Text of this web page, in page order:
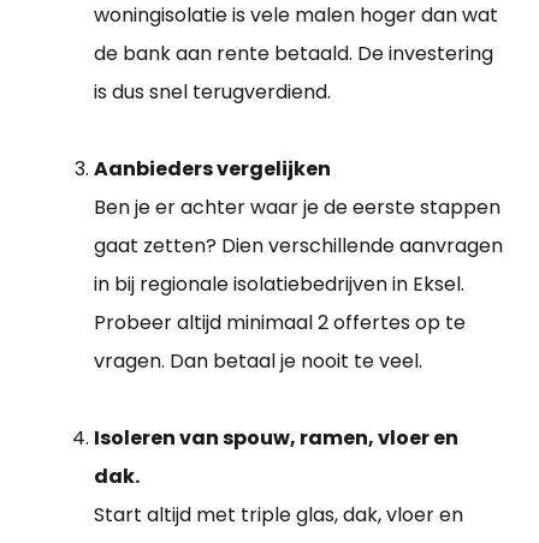
woningisolatie is vele malen hoger dan wat
de bank aan rente betaald. De investering
is dus snel terugverdiend.
Aanbieders vergelijken
Ben je er achter waar je de eerste stappen
gaat zetten? Dien verschillende aanvragen
in bij regionale isolatiebedrijven in Eksel.
Probeer altijd minimaal 2 offertes op te
vragen. Dan betaal je nooit te veel.
Isoleren van spouw, ramen, vloer en
dak.
Start altijd met triple glas, dak, vloer en